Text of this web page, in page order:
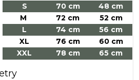
S
70 cm
48 cm
M
72 cm
52 cm
L
74 cm
56 cm
XL
76 cm
60 cm
XXL
78 cm 65 cm